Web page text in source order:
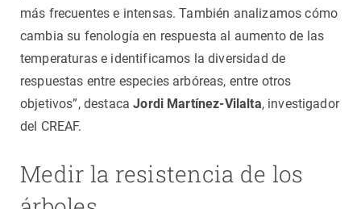
más frecuentes e intensas. También analizamos cómo
cambia su fenología en respuesta al aumento de las
temperaturas e identificamos la diversidad de
respuestas entre especies arbóreas, entre otros
objetivos”, destacaJordi Martínez-Vilalta, investigador
del CREAF.
Medir la resistencia de los